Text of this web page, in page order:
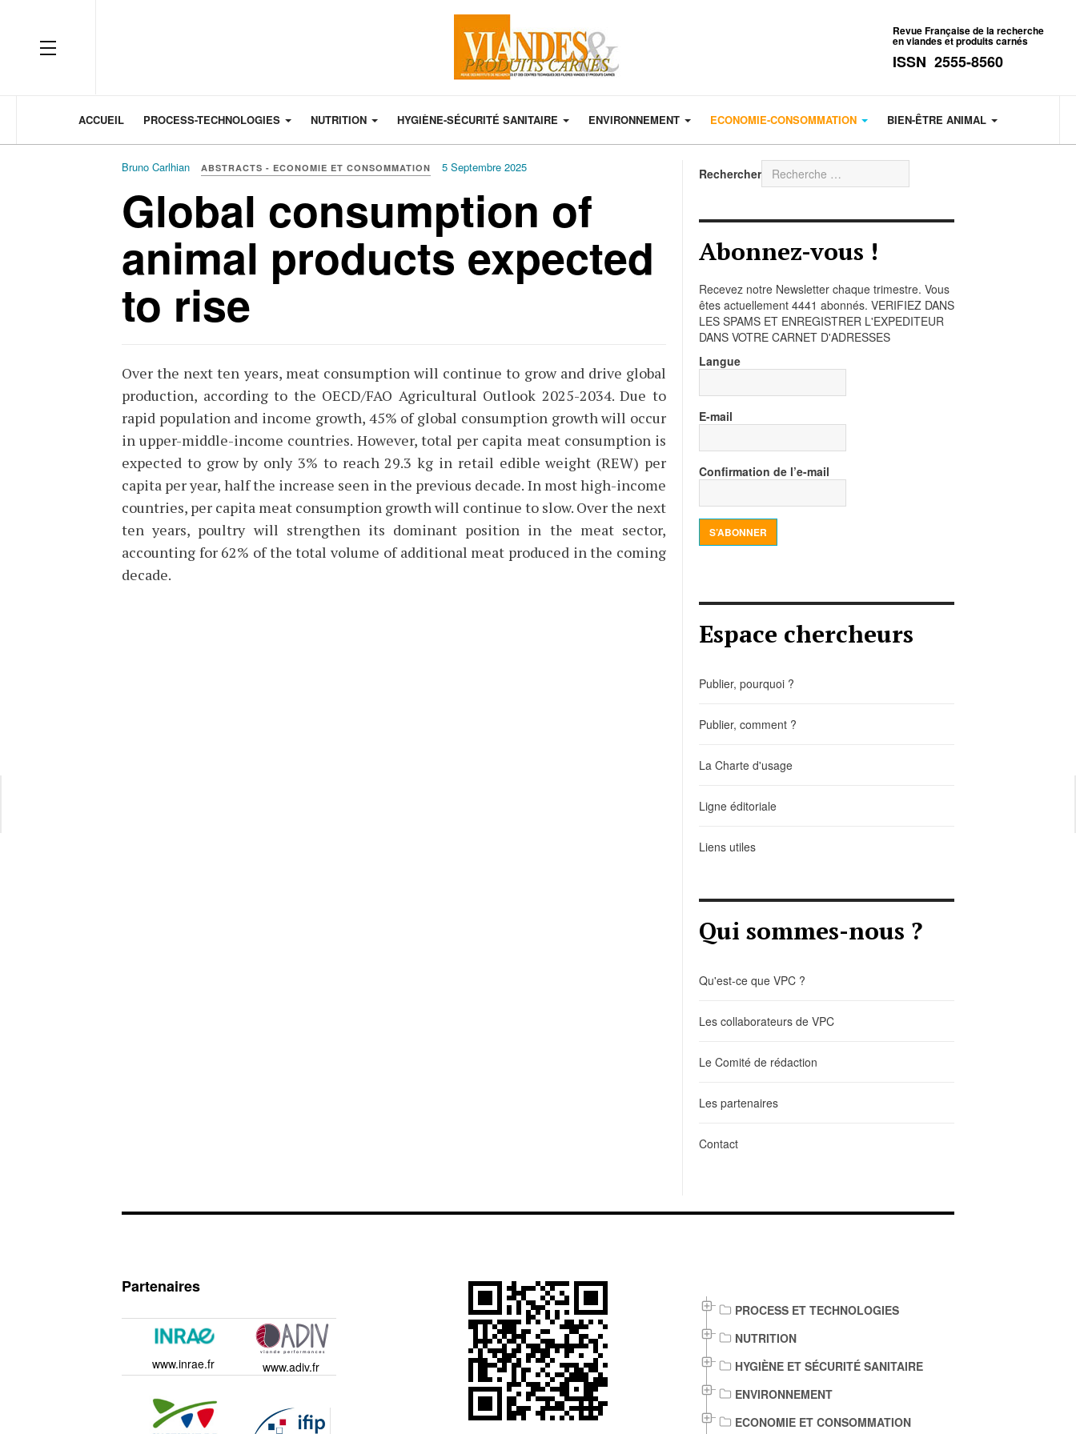
OFF CANVAS
Revue Française de la recherche
en viandes et produits carnés
ISSN 2555-8560
ACCUEIL PROCESS-TECHNOLOGIES NUTRITION HYGIÈNE-SÉCURITÉ SANITAIRE ENVIRONNEMENT ECONOMIE-CONSOMMATION BIEN-ÊTRE ANIMAL
Bruno Carlhian ABSTRACTS - ECONOMIE ET CONSOMMATION 5 Septembre 2025
Global consumption of
animal products expected
to rise
Over the next ten years, meat consumption will continue to grow and drive global
production, according to the OECD/FAO Agricultural Outlook 2025-2034. Due to
rapid population and income growth, 45% of global consumption growth will occur
in upper-middle-income countries. However, total per capita meat consumption is
expected to grow by only 3% to reach 29.3 kg in retail edible weight (REW) per
capita per year, half the increase seen in the previous decade. In most high-income
countries, per capita meat consumption growth will continue to slow. Over the next
ten years, poultry will strengthen its dominant position in the meat sector,
accounting for 62% of the total volume of additional meat produced in the coming
decade.
Rechercher
Abonnez-vous !
Recevez notre Newsletter chaque trimestre. Vous
êtes actuellement 4441 abonnés. VERIFIEZ DANS
LES SPAMS ET ENREGISTRER L'EXPEDITEUR
DANS VOTRE CARNET D'ADRESSES
Langue
E-mail
Confirmation de l’e-mail
S’ABONNER
Espace chercheurs
Publier, pourquoi ?
Publier, comment ?
La Charte d'usage
Ligne éditoriale
Liens utiles
Qui sommes-nous ?
Qu'est-ce que VPC ?
Les collaborateurs de VPC
Le Comité de rédaction
Les partenaires
Contact
Partenaires
www.inrae.fr www.adiv.fr
PROCESS ET TECHNOLOGIES
NUTRITION
HYGIÈNE ET SÉCURITÉ SANITAIRE
ENVIRONNEMENT
ECONOMIE ET CONSOMMATION